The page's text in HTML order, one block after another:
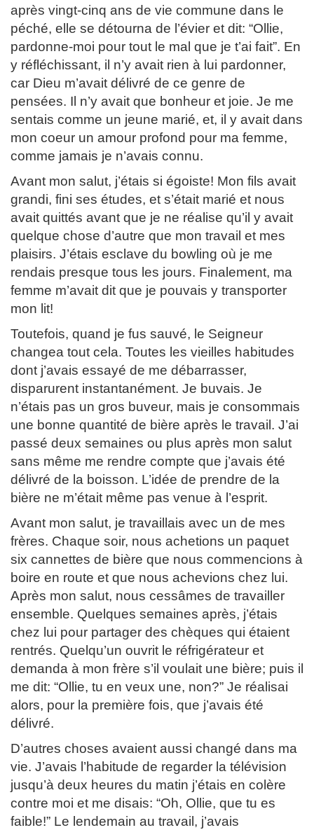
après vingt-cinq ans de vie commune dans le
péché, elle se détourna de l’évier et dit: “Ollie,
pardonne-moi pour tout le mal que je t’ai fait”. En
y réfléchissant, il n’y avait rien à lui pardonner,
car Dieu m’avait délivré de ce genre de
pensées. Il n’y avait que bonheur et joie. Je me
sentais comme un jeune marié, et, il y avait dans
mon coeur un amour profond pour ma femme,
comme jamais je n’avais connu.
Avant mon salut, j’étais si égoiste! Mon fils avait
grandi, fini ses études, et s’était marié et nous
avait quittés avant que je ne réalise qu’il y avait
quelque chose d’autre que mon travail et mes
plaisirs. J’étais esclave du bowling où je me
rendais presque tous les jours. Finalement, ma
femme m’avait dit que je pouvais y transporter
mon lit!
Toutefois, quand je fus sauvé, le Seigneur
changea tout cela. Toutes les vieilles habitudes
dont j’avais essayé de me débarrasser,
disparurent instantanément. Je buvais. Je
n’étais pas un gros buveur, mais je consommais
une bonne quantité de bière après le travail. J’ai
passé deux semaines ou plus après mon salut
sans même me rendre compte que j’avais été
délivré de la boisson. L’idée de prendre de la
bière ne m’était même pas venue à l’esprit.
Avant mon salut, je travaillais avec un de mes
frères. Chaque soir, nous achetions un paquet
six cannettes de bière que nous commencions à
boire en route et que nous achevions chez lui.
Après mon salut, nous cessâmes de travailler
ensemble. Quelques semaines après, j’étais
chez lui pour partager des chèques qui étaient
rentrés. Quelqu’un ouvrit le réfrigérateur et
demanda à mon frère s’il voulait une bière; puis il
me dit: “Ollie, tu en veux une, non?” Je réalisai
alors, pour la première fois, que j’avais été
délivré.
D’autres choses avaient aussi changé dans ma
vie. J’avais l’habitude de regarder la télévision
jusqu’à deux heures du matin j’étais en colère
contre moi et me disais: “Oh, Ollie, que tu es
faible!” Le lendemain au travail, j’avais